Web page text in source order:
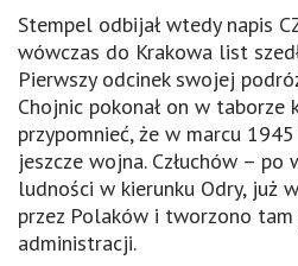
Stempel odbijał wtedy napis
wówczas do Krakowa list
Pierwszy odcinek swojej
Chojnic pokonał on w taborze
przypomnieć, że w marcu
jeszcze wojna. Człuchów – po
ludności w kierunku Odry, już
przez Polaków i tworzono
administracji.